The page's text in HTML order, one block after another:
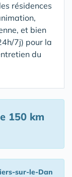
résidences
et bien
7j) pour la
du
150 km
sur-le-Dan